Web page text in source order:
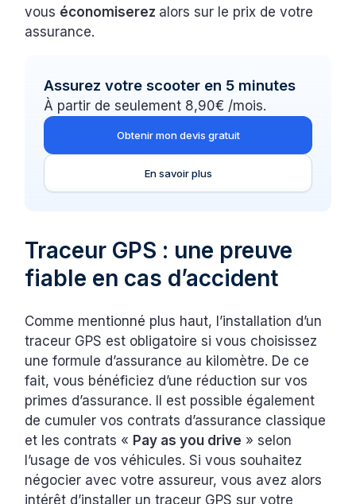
vous économiserez alors sur le prix de votre
assurance.
Assurez votre scooter en 5 minutes
À partir de seulement 8,90€ /mois.
Obtenir mon devis gratuit
En savoir plus
Traceur GPS : une preuve
fiable en cas d’accident
Comme mentionné plus haut, l’installation d’un
traceur GPS est obligatoire si vous choisissez
une formule d’assurance au kilomètre. De ce
fait, vous bénéficiez d’une réduction sur vos
primes d’assurance. Il est possible également
de cumuler vos contrats d’assurance classique
et les contrats « Pay as you drive » selon
l’usage de vos véhicules. Si vous souhaitez
négocier avec votre assureur, vous avez alors
intérêt d’installer un traceur GPS sur votre